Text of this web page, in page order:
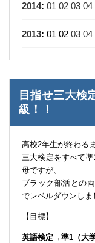
2014: 01 02 03 04
2013: 01 02 03 04
目指せ三大検
級！！
高校2年生が終わる
三大検定をすべて
母ですが、
ブラック部活との
でレベルダウンしま
【目標】
英語検定→準1（大